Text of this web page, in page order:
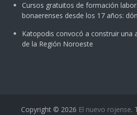
Cursos gratuitos de formación
bonaerenses desde los 17 años:
Katopodis convocó a construir una
de la Región Noroeste
Copyright © 2026 El nuevo rojense.